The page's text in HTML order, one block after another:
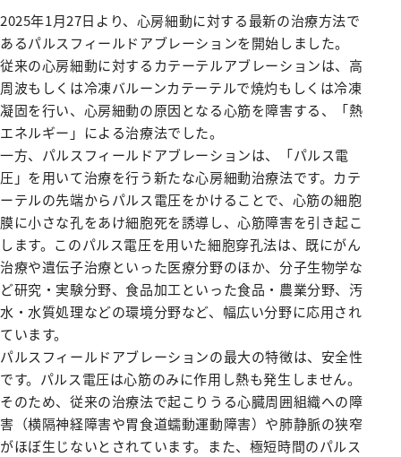
アクセス フロアマップ 初診WEB予約
お問い合わせ
045-782-2101
サイトマップ
個人情報保護方針・診療記録など開示
セカンドオピニオン外来
お薬のご案内
相談窓口
入院のご案内
入院費用について
個室のご案内
面会・お見舞いについて
お見舞いメール
病院施設・設備
施設紹介
医療設備紹介
がん診療について
医師検索
外来医師担当表
人間ドック
病院からのお願い
交通・アクセス
フロアマップ
ご意見箱（みなさまの声）
呼吸器内科
血液内科
脳神経内科
腎臓高血圧内科
内分泌代謝内科
膠原病リウマチ内科
精神科
小児科
緩和支持療法科
透析センター
循環器内科
心臓血管外科
外科・消化器外科
乳腺外科
臨床検査科
薬剤科
病理診断科
化学療法室
ME科
栄養科
臨床研究センター
看護部
健康管理センター
地域医療連携
相談窓口
チーム医療活動
緩和ケアチーム
栄養サポートチーム
感染制御チーム
褥瘡対策チーム
口腔ケア・摂食嚥下サポートチーム
退院支援チーム
認知症ケアチーム
心臓リハビリテーションチーム
排尿ケアチーム
外来医師担当表
理念・基本方針
病院指針
病院概要
施設紹介
医療設備紹介
病院指標
病院医療機能評価機構認定病院
院内ボランティア活動について
みなみ健康セミナー
市民公開講座
広報誌『ともに』
地域医療連携
医師検索
緩和ケア病棟について（医療関係者向け）
臨床研修のご案内
初期研修医向けの病院見学
各種データ
病院見学・お問い合わせフォーム
後期臨床研修プログラムのご案内
初期臨床研修プログラムのご案内
地域医療支援病院の講演会・研修会
連携登録医専用ページ（ログイン）
Doctorのミカタ『コラム』
採用情報
2025年1月27日より、心房細動に対する最新の治療方法で
あるパルスフィールドアブレーションを開始しました。
従来の心房細動に対するカテーテルアブレーションは、高
周波もしくは冷凍バルーンカテーテルで焼灼もしくは冷凍
凝固を行い、心房細動の原因となる心筋を障害する、「熱
エネルギー」による治療法でした。
一方、パルスフィールドアブレーションは、「パルス電
圧」を用いて治療を行う新たな心房細動治療法です。カテ
ーテルの先端からパルス電圧をかけることで、心筋の細胞
膜に小さな孔をあけ細胞死を誘導し、心筋障害を引き起こ
します。このパルス電圧を用いた細胞穿孔法は、既にがん
治療や遺伝子治療といった医療分野のほか、分子生物学な
ど研究・実験分野、食品加工といった食品・農業分野、汚
水・水質処理などの環境分野など、幅広い分野に応用され
ています。
パルスフィールドアブレーションの最大の特徴は、安全性
です。パルス電圧は心筋のみに作用し熱も発生しません。
そのため、従来の治療法で起こりうる心臓周囲組織への障
害（横隔神経障害や胃食道蠕動運動障害）や肺静脈の狭窄
がほぼ生じないとされています。また、極短時間のパルス